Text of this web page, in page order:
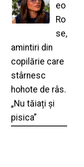
eo
Ro
se,
amintiri din
copilărie care
stârnesc
hohote de râs.
„Nu tăiați și
pisica”